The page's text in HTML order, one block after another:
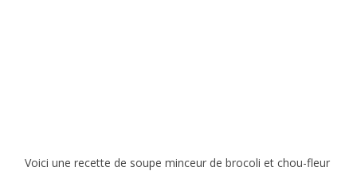
Voici une recette de soupe minceur de brocoli et chou-fleur